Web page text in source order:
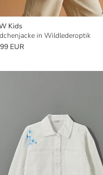
Kids
in Wildlederoptik
EUR